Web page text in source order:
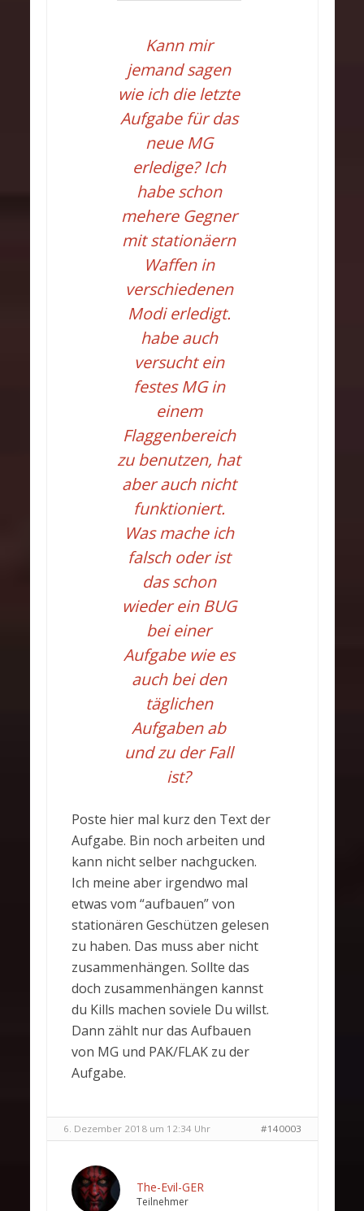
Kann mir
jemand sagen
wie ich die letzte
Aufgabe für das
neue MG
erledige? Ich
habe schon
mehere Gegner
mit stationäern
Waffen in
verschiedenen
Modi erledigt.
habe auch
versucht ein
festes MG in
einem
Flaggenbereich
zu benutzen, hat
aber auch nicht
funktioniert.
Was mache ich
falsch oder ist
das schon
wieder ein BUG
bei einer
Aufgabe wie es
auch bei den
täglichen
Aufgaben ab
und zu der Fall
ist?
Poste hier mal kurz den Text der
Aufgabe. Bin noch arbeiten und
kann nicht selber nachgucken.
Ich meine aber irgendwo mal
etwas vom “aufbauen” von
stationären Geschützen gelesen
zu haben. Das muss aber nicht
zusammenhängen. Sollte das
doch zusammenhängen kannst
du Kills machen soviele Du willst.
Dann zählt nur das Aufbauen
von MG und PAK/FLAK zu der
Aufgabe.
6. Dezember 2018 um 12:34 Uhr #140003
The-Evil-GER
Teilnehmer